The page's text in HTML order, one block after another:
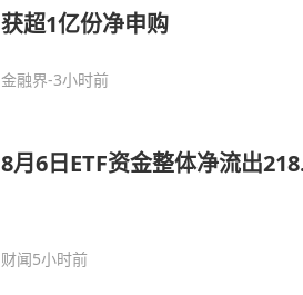
获超1亿份净申购
金融界-3小时前
8月6日ETF资金整体净流出
财闻5小时前